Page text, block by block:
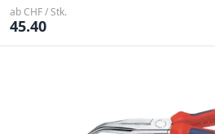
ab CHF / Stk.
45.40